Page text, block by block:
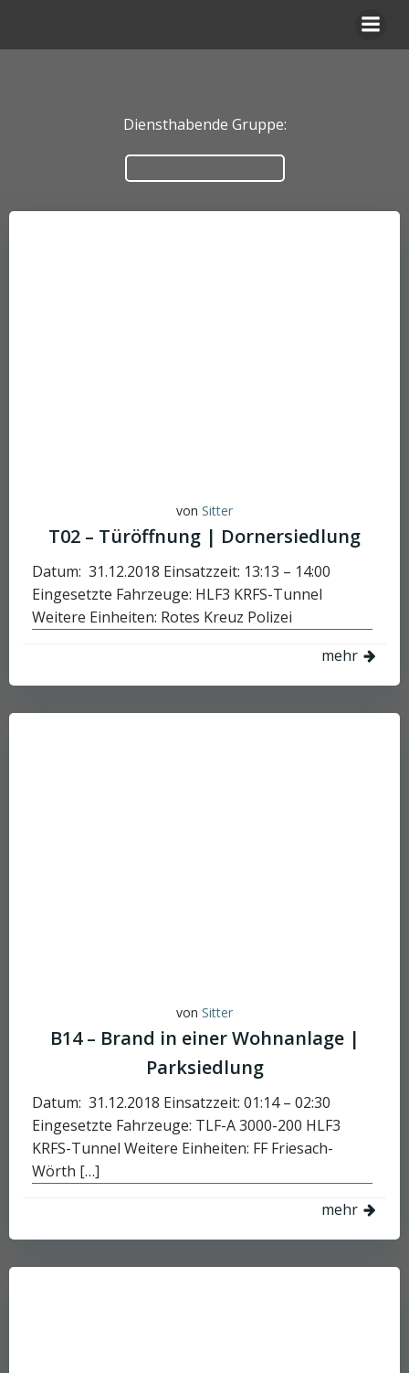
springen
Diensthabende Gruppe:
von Sitter
T02 – Türöffnung | Dornersiedlung
Datum: 31.12.2018 Einsatzzeit: 13:13 – 14:00
Eingesetzte Fahrzeuge: HLF3 KRFS-Tunnel
Weitere Einheiten: Rotes Kreuz Polizei
mehr
von Sitter
B14 – Brand in einer Wohnanlage |
Parksiedlung
Datum: 31.12.2018 Einsatzzeit: 01:14 – 02:30
Eingesetzte Fahrzeuge: TLF-A 3000-200 HLF3
KRFS-Tunnel Weitere Einheiten: FF Friesach-
Wörth […]
mehr